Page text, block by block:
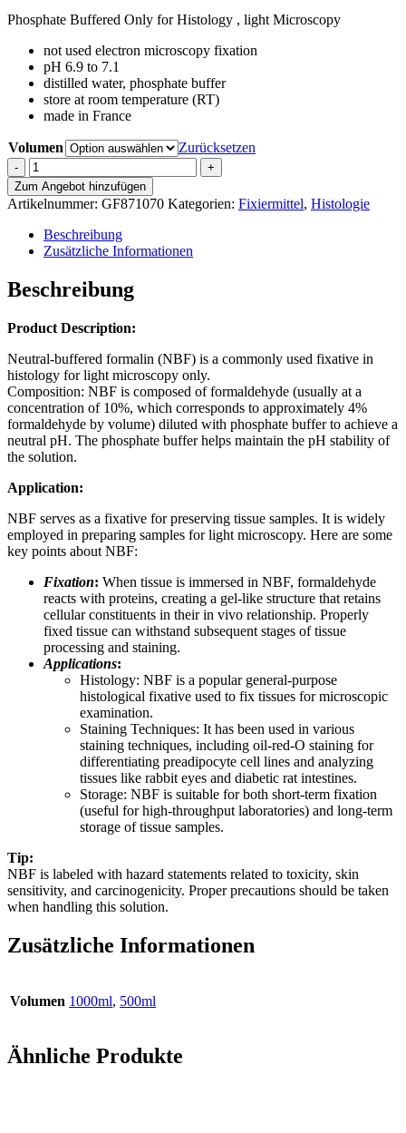
bis
Phosphate Buffered Only for Histology , light Microscopy
not used electron microscopy fixation
pH 6.9 to 7.1
distilled water, phosphate buffer
store at room temperature (RT)
made in France
Volumen
Zurücksetzen
Neutral
Buffered
Formalin
(NBF)
10%
Menge
Zum Angebot hinzufügen
Artikelnummer: GF871070 Kategorien: Fixiermittel, Histologie
Beschreibung
Zusätzliche Informationen
Beschreibung
Product Description:
Neutral-buffered formalin (NBF) is a commonly used fixative in
histology for light microscopy only.
Composition: NBF is composed of formaldehyde (usually at a
concentration of 10%, which corresponds to approximately 4%
formaldehyde by volume) diluted with phosphate buffer to achieve a
neutral pH. The phosphate buffer helps maintain the pH stability of
the solution.
Application:
NBF serves as a fixative for preserving tissue samples. It is widely
employed in preparing samples for light microscopy. Here are some
key points about NBF:
Fixation: When tissue is immersed in NBF, formaldehyde
reacts with proteins, creating a gel-like structure that retains
cellular constituents in their in vivo relationship. Properly
fixed tissue can withstand subsequent stages of tissue
processing and staining.
Applications:
Histology: NBF is a popular general-purpose
histological fixative used to fix tissues for microscopic
examination.
Staining Techniques: It has been used in various
staining techniques, including oil-red-O staining for
differentiating preadipocyte cell lines and analyzing
tissues like rabbit eyes and diabetic rat intestines.
Storage: NBF is suitable for both short-term fixation
(useful for high-throughput laboratories) and long-term
storage of tissue samples.
Tip:
NBF is labeled with hazard statements related to toxicity, skin
sensitivity, and carcinogenicity. Proper precautions should be taken
when handling this solution.
Zusätzliche Informationen
Volumen 1000ml, 500ml
Ähnliche Produkte